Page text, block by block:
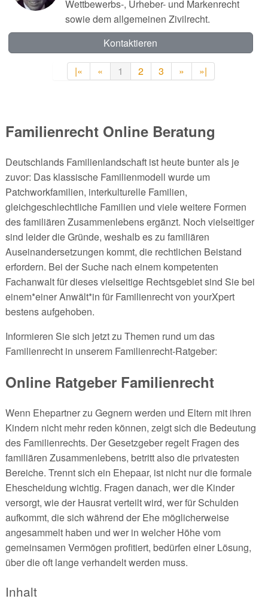
Wettbewerbs-, Urheber- und Markenrecht
sowie dem allgemeinen Zivilrecht.
Kontaktieren
|« « 1 2 3 » »|
Familienrecht Online Beratung
Deutschlands Familienlandschaft ist heute bunter als je
zuvor: Das klassische Familienmodell wurde um
Patchworkfamilien, interkulturelle Familien,
gleichgeschlechtliche Familien und viele weitere Formen
des familiären Zusammenlebens ergänzt. Noch vielseitiger
sind leider die Gründe, weshalb es zu familiären
Auseinandersetzungen kommt, die rechtlichen Beistand
erfordern. Bei der Suche nach einem kompetenten
Fachanwalt für dieses vielseitige Rechtsgebiet sind Sie bei
einem*einer Anwält*in für Familienrecht von yourXpert
bestens aufgehoben.
Informieren Sie sich jetzt zu Themen rund um das
Familienrecht in unserem Familienrecht-Ratgeber:
Online Ratgeber Familienrecht
Wenn Ehepartner zu Gegnern werden und Eltern mit ihren
Kindern nicht mehr reden können, zeigt sich die Bedeutung
des Familienrechts. Der Gesetzgeber regelt Fragen des
familiären Zusammenlebens, betritt also die privatesten
Bereiche. Trennt sich ein Ehepaar, ist nicht nur die formale
Ehescheidung wichtig. Fragen danach, wer die Kinder
versorgt, wie der Hausrat verteilt wird, wer für Schulden
aufkommt, die sich während der Ehe möglicherweise
angesammelt haben und wer in welcher Höhe vom
gemeinsamen Vermögen profitiert, bedürfen einer Lösung,
über die oft lange verhandelt werden muss.
Inhalt